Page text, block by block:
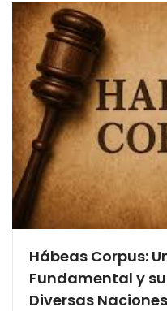
Hábeas Corpus:
Fundamental y
Diversas Naciones